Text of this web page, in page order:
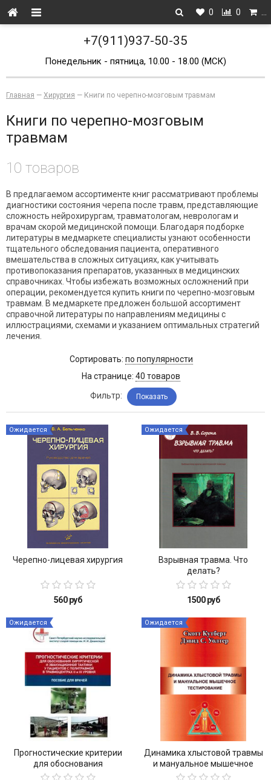
0 0
+7(911)937-50-35
Понедельник - пятница, 10.00 - 18.00 (МСК)
Главная — Хирургия — Книги по черепно-мозговым травмам
Книги по черепно-мозговым
травмам
10 товаров
В предлагаемом ассортименте книг рассматривают проблемы
диагностики состояния черепа после травм, представляющие
сложность нейрохирургам, травматологам, неврологам и
врачам скорой медицинской помощи. Благодаря подборке
литературы в медмаркете специалисты узнают особенности
тщательного обследования пациента, оперативного
вмешательства в сложных ситуациях, как учитывать
противопоказания препаратов, указанных в медицинских
справочниках. Чтобы избежать возможных осложнений при
операции, рекомендуется купить книги по черепно-мозговым
травмам. В медмаркете предложен большой ассортимент
справочной литературы по направлениям медицины с
иллюстрациями, схемами и указанием оптимальных стратегий
лечения.
Сортировать: по популярности
На странице: 40 товаров
Фильтр: Показать
Ожидается
Черепно-лицевая хирургия
560 руб
Ожидается
Взрывная травма. Что
делать?
1500 руб
Ожидается
Прогностические критерии
для обоснования
хирургической и
Ожидается
Динамика хлыстовой травмы
и мануальное мышечное
тестирование